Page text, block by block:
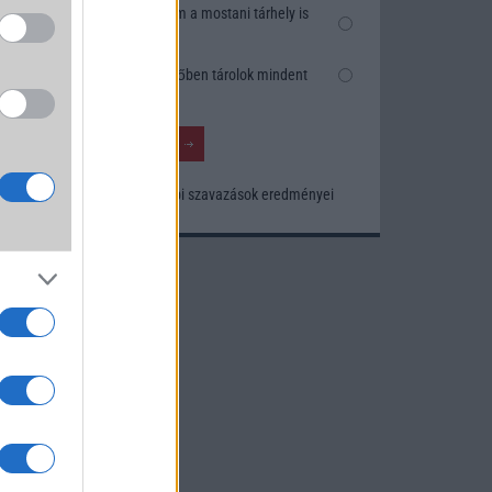
-
Nem, nekem a mostani tárhely is
Inkább felhőben tárolok mindent
Korábbi szavazások eredményei